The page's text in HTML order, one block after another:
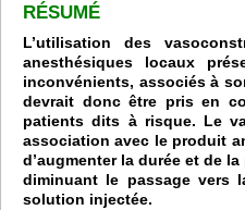
RÉSUMÉ
L’utilisation des
anesthésiques locaux
inconvénients, associés à
devrait donc être pris en
patients dits à risque. Le
association avec le produit
d’augmenter la durée et de
diminuant le passage vers
solution injectée.